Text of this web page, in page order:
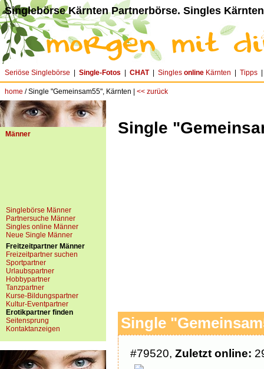
Singlebörse Kärnten Partnerbörse. Singles
Seriöse Singlebörse Single-Fotos CHAT| Singles online Kärnten Tipps
home / Single "Gemeinsam55", Kärnten | << zurück
Männer
Singlebörse Männer
Partnersuche Männer
Singles online Männer
Neue Single Männer
Freitzeitpartner Männer
Freizeitpartner suchen
Sportpartner
Urlaubspartner
Hobbypartner
Tanzpartner
Kurse-Bildungspartner
Kultur-Eventpartner
Erotikpartner finden
Seitensprung
Kontaktanzeigen
Single
Single
#79520, Zuletzt online: